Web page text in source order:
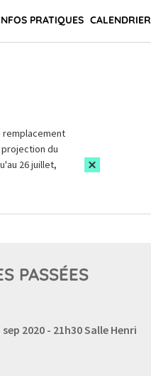
PRATIQUES CALENDRIER
remplacement
du
26 juillet,
PASSÉES
2020 - 21h30Salle Henri